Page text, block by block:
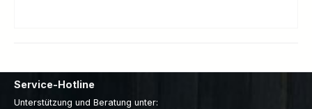
Service-Hotline
Unterstützung und Beratung unter: